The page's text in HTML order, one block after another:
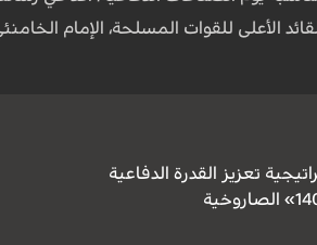
الأعلى للقوات المسلحة، الإمام
تعزيز القدرة الدفاعية